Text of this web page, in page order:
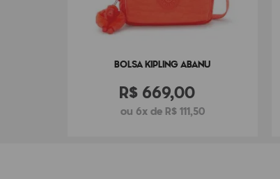
BOLSA KIPLING ABANU
R$ 669,00
ou 6x de R$ 111,50